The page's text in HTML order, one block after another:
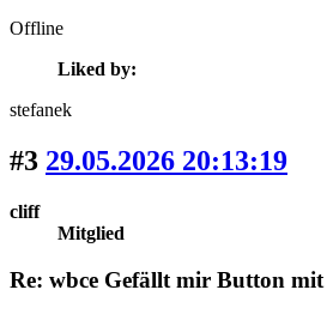
Offline
Liked by:
stefanek
#3 29.05.2026 20:13:19
cliff
Mitglied
Re: wbce Gefällt mir Button